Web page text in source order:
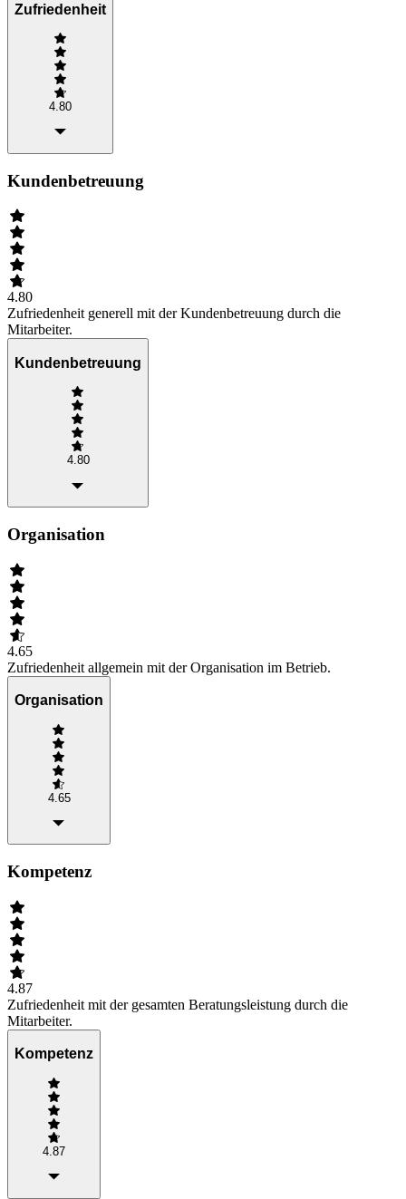
Zufriedenheit
4.80
Kundenbetreuung
4.80
Zufriedenheit generell mit der Kundenbetreuung durch die
Mitarbeiter.
Kundenbetreuung
4.80
Organisation
4.65
Zufriedenheit allgemein mit der Organisation im Betrieb.
Organisation
4.65
Kompetenz
4.87
Zufriedenheit mit der gesamten Beratungsleistung durch die
Mitarbeiter.
Kompetenz
4.87